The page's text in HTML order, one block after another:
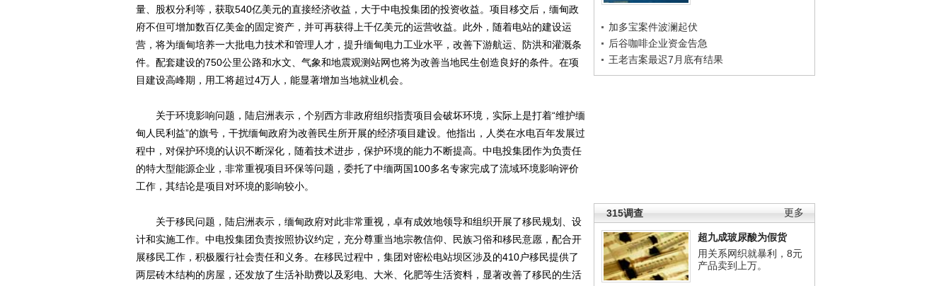
加多宝案件波澜起伏
后谷咖啡企业资金告急
王老吉案最迟7月底有结果
更多
315调查
超九成玻尿酸为假货
用关系网织就暴利，8元
产品卖到上万。
量、股权分利等，获取540亿美元的直接经济收益，大于中电投集团的投资收益。项目移交后，缅甸政
府不但可增加数百亿美金的固定资产，并可再获得上千亿美元的运营收益。此外，随着电站的建设运
营，将为缅甸培养一大批电力技术和管理人才，提升缅甸电力工业水平，改善下游航运、防洪和灌溉条
件。配套建设的750公里公路和水文、气象和地震观测站网也将为改善当地民生创造良好的条件。在项
目建设高峰期，用工将超过4万人，能显著增加当地就业机会。
关于环境影响问题，陆启洲表示，个别西方非政府组织指责项目会破坏环境，实际上是打着“维护缅
甸人民利益”的旗号，干扰缅甸政府为改善民生所开展的经济项目建设。他指出，人类在水电百年发展过
程中，对保护环境的认识不断深化，随着技术进步，保护环境的能力不断提高。中电投集团作为负责任
的特大型能源企业，非常重视项目环保等问题，委托了中缅两国100多名专家完成了流域环境影响评价
工作，其结论是项目对环境的影响较小。
关于移民问题，陆启洲表示，缅甸政府对此非常重视，卓有成效地领导和组织开展了移民规划、设
计和实施工作。中电投集团负责按照协议约定，充分尊重当地宗教信仰、民族习俗和移民意愿，配合开
展移民工作，积极履行社会责任和义务。在移民过程中，集团对密松电站坝区涉及的410户移民提供了
两层砖木结构的房屋，还发放了生活补助费以及彩电、大米、化肥等生活资料，显著改善了移民的生活